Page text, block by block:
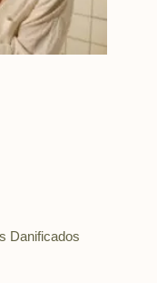
Danificados